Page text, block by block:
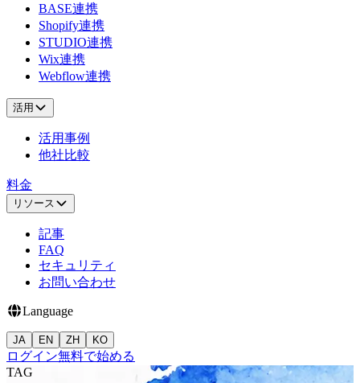
BASE連携
Shopify連携
STUDIO連携
Wix連携
Webflow連携
活用
活用事例
他社比較
料金
リソース
記事
FAQ
セキュリティ
お問い合わせ
Language
JA EN ZH KO
ログイン無料で始める
TAG